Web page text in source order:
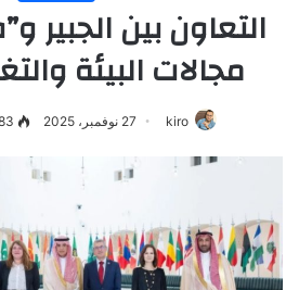
التعاون بين الجبير
مجالات البيئة
kiro 27 نوفمبر، 2025